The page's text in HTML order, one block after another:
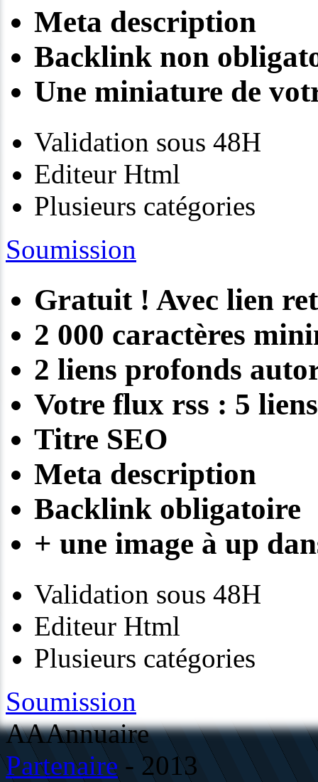
Meta description
Backlink non
Une miniature de
Validation sous 48H
Editeur Html
Plusieurs catégories
Soumission
Gratuit ! Avec lien
2 000 caractères
2 liens profonds
Votre flux rss : 5
Titre SEO
Meta description
Backlink obligatoire
+ une image à up
Validation sous 48H
Editeur Html
Plusieurs catégories
Soumission
AAAnnuaire
Partenaire - 2013